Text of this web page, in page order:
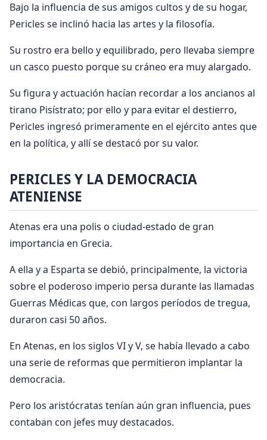
Bajo la influencia de sus amigos cultos y de su hogar,
Pericles se inclinó hacia las artes y la filosofía.
Su rostro era bello y equilibrado, pero llevaba siempre
un casco puesto porque su cráneo era muy alargado.
Su figura y actuación hacían recordar a los ancianos al
tirano Pisístrato; por ello y para evitar el destierro,
Pericles ingresó primeramente en el ejército antes que
en la política, y allí se destacó por su valor.
PERICLES Y LA DEMOCRACIA
ATENIENSE
Atenas era una polis o ciudad-estado de gran
importancia en Grecia.
A ella y a Esparta se debió, principalmente, la victoria
sobre el poderoso imperio persa durante las llamadas
Guerras Médicas que, con largos períodos de tregua,
duraron casi 50 años.
En Atenas, en los siglos VI y V, se había llevado a cabo
una serie de reformas que permitieron implantar la
democracia.
Pero los aristócratas tenían aún gran influencia, pues
contaban con jefes muy destacados.